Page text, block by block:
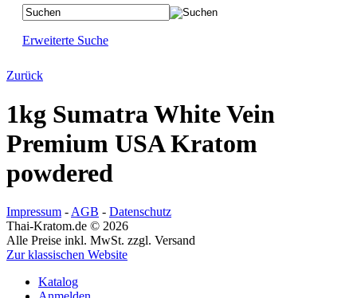
Erweiterte Suche
Zurück
1kg Sumatra White Vein
Premium USA Kratom
powdered
Impressum - AGB - Datenschutz
Thai-Kratom.de © 2026
Alle Preise inkl. MwSt. zzgl. Versand
Zur klassischen Website
Katalog